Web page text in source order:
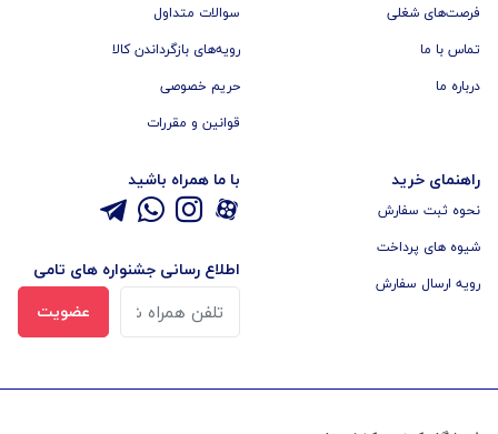
فرصت‌های شغلی
تماس با ما
درباره ما
سوالات متداول
رویه‌های بازگرداندن کالا
حریم خصوصی
قوانین و مقررات
راهنمای خرید
نحوه ثبت سفارش
شیوه های پرداخت
رویه ارسال سفارش
با ما همراه باشید
اطلاع رسانی جشنواره های تامی
عضویت